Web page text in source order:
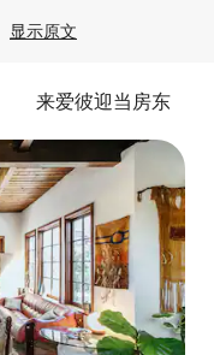
显示原文
来爱彼迎当房东